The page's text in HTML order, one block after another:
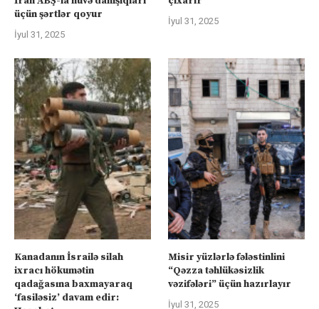
üçün şərtlər qoyur
İyul 31, 2025
İyul 31, 2025
Kanadanın İsrailə silah
ixracı hökumətin
qadağasına baxmayaraq
‘fasiləsiz’ davam edir:
Misir yüzlərlə fələstinlini
“Qəzza təhlükəsizlik
vəzifələri” üçün hazırlayır
İyul 31, 2025